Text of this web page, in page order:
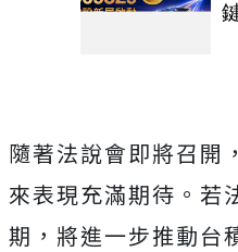
隨著法說會即將召開
來表現充滿期待。若
期，將進一步推動台